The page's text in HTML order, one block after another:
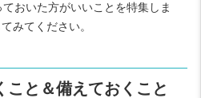
おいた方がいいことを特集しま
みてください。
こと＆備えておくこと